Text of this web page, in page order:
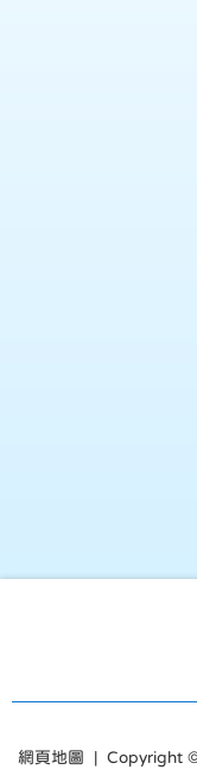
網頁地圖 | Copyright